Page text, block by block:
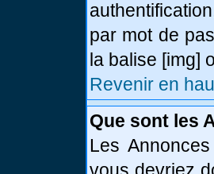
par mot de
la balise [img]
Revenir en
Que sont les
Les